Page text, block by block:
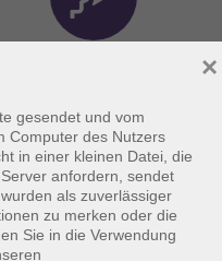
gesendet und vom
Computer des Nutzers
in einer kleinen Datei, die
anfordern, sendet
als zuverlässiger
zu merken oder die
Sie in die Verwendung
×